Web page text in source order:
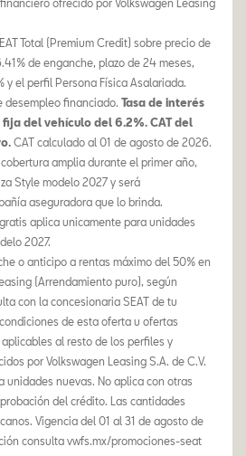
ofrecido por Volkswagen Leasing
Total (Premium Credit) sobre precio de
de enganche, plazo de 24 meses,
y el perfil Persona Física Asalariada.
desempleo financiado. Tasa de interés
del vehículo del 6.2%. CAT del
CAT calculado al 01 de agosto de 2026.
amplia durante el primer año,
Style modelo 2027 y será
aseguradora que lo brinda.
aplica unicamente para unidades
2027.
o anticipo a rentas máximo del 50% en
(Arrendamiento puro), según
con la concesionaria SEAT de tu
de esta oferta u ofertas
al resto de los perfiles y
por Volkswagen Leasing S.A. de C.V.
unidades nuevas. No aplica con otras
del crédito. Las cantidades
Vigencia del 01 al 31 de agosto de
consulta vwfs.mx/promociones-seat